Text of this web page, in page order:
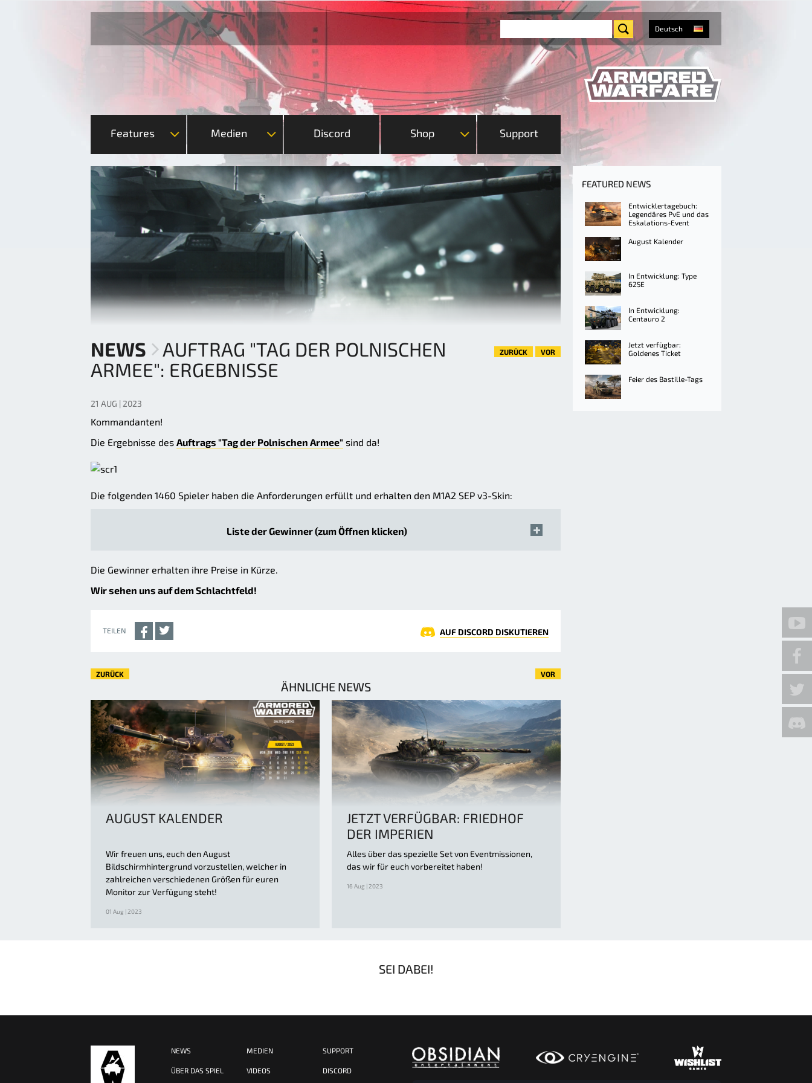
Deutsch
Features Medien Discord Shop Support
NEWS
AUFTRAG "TAG DER POLNISCHEN
ARMEE": ERGEBNISSE
ZURÜCK VOR
21 AUG | 2023
Kommandanten!
Die Ergebnisse des Auftrags "Tag der Polnischen Armee" sind da!
Die folgenden 1460 Spieler haben die Anforderungen erfüllt und erhalten den M1A2 SEP v3-Skin:
Liste der Gewinner (zum Öffnen klicken)
Die Gewinner erhalten ihre Preise in Kürze.
Wir sehen uns auf dem Schlachtfeld!
TEILEN AUF DISCORD DISKUTIEREN
ZURÜCK VOR
ÄHNLICHE NEWS
AUGUST KALENDER
Wir freuen uns, euch den August
Bildschirmhintergrund vorzustellen, welcher in
zahlreichen verschiedenen Größen für euren
Monitor zur Verfügung steht!
01 Aug | 2023
JETZT VERFÜGBAR: FRIEDHOF
DER IMPERIEN
Alles über das spezielle Set von Eventmissionen,
das wir für euch vorbereitet haben!
16 Aug | 2023
FEATURED NEWS
Entwicklertagebuch:
Legendäres PvE und das
Eskalations-Event
August Kalender
In Entwicklung: Type
625E
In Entwicklung:
Centauro 2
Jetzt verfügbar:
Goldenes Ticket
Feier des Bastille-Tags
SEI DABEI!
NEWS
ÜBER DAS SPIEL
MEDIEN
VIDEOS
SUPPORT
DISCORD